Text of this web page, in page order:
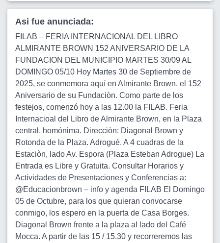
Asi fue anunciada:
FILAB – FERIA INTERNACIONAL DEL LIBRO
ALMIRANTE BROWN 152 ANIVERSARIO DE LA
FUNDACION DEL MUNICIPIO MARTES 30/09 AL
DOMINGO 05/10 Hoy Martes 30 de Septiembre de
2025, se conmemora aquí en Almirante Brown, el 152
Aniversario de su Fundaciòn. Como parte de los
festejos, comenzó hoy a las 12.00 la FILAB. Feria
Internacioal del Libro de Almirante Brown, en la Plaza
central, homónima. Direcciòn: Diagonal Brown y
Rotonda de la Plaza. Adrogué. A 4 cuadras de la
Estaciòn, lado Av. Espora (Plaza Esteban Adrogue) La
Entrada es Libre y Gratuita. Consultar Horarios y
Actividades de Presentaciones y Conferencias a:
@Educacionbrown – info y agenda FILAB El Domingo
05 de Octubre, para los que quieran convocarse
conmigo, los espero en la puerta de Casa Borges.
Diagonal Brown frente a la plaza al lado del Café
Mocca. A partir de las 15 / 15.30 y recorreremos las